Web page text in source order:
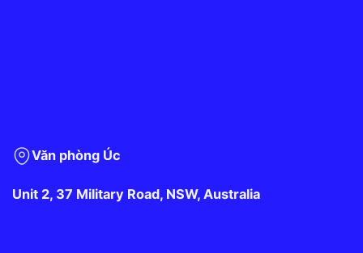
Văn phòng Úc
Unit 2, 37 Military Road, NSW, Australia